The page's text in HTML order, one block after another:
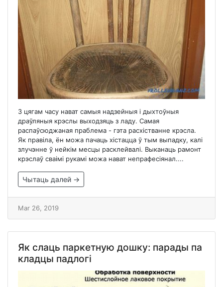
З цягам часу нават самыя надзейныя і дыхтоўныя
драўляныя крэслы выходзяць з ладу. Самая
распаўсюджаная праблема - гэта расхістванне крэсла.
Як правіла, ён можа пачаць хістацца ў тым выпадку, калі
злучэнне ў нейкім месцы расклейвалі. Выканаць рамонт
крэслаў сваімі рукамі можа нават непрафесіянал....
Чытаць далей →
Mar 26, 2019
Як слаць паркетную дошку: парады па
кладцы падлогі